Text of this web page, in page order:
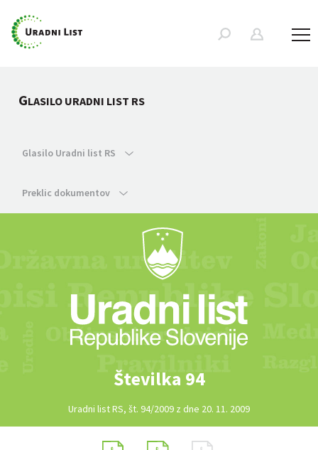
GLASILO URADNI LIST RS
Glasilo Uradni list RS
Preklic dokumentov
Številka 94
Uradni list RS, št. 94/2009 z dne 20. 11. 2009